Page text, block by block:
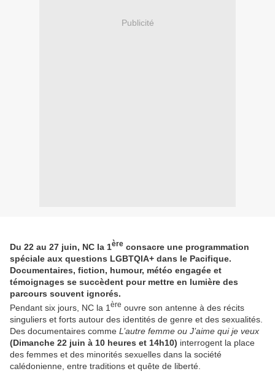
Publicité
Du 22 au 27 juin, NC la 1ère consacre une programmation
spéciale aux questions LGBTQIA+ dans le Pacifique.
Documentaires, fiction, humour, météo engagée et
témoignages se succèdent pour mettre en lumière des
parcours souvent ignorés.
Pendant six jours, NC la 1 ère ouvre son antenne à des récits
singuliers et forts autour des identités de genre et des sexualités.
Des documentaires comme L’autre femme ou J’aime qui je veux
(Dimanche 22 juin à 10 heures et 14h10) interrogent la place
des femmes et des minorités sexuelles dans la société
calédonienne, entre traditions et quête de liberté.